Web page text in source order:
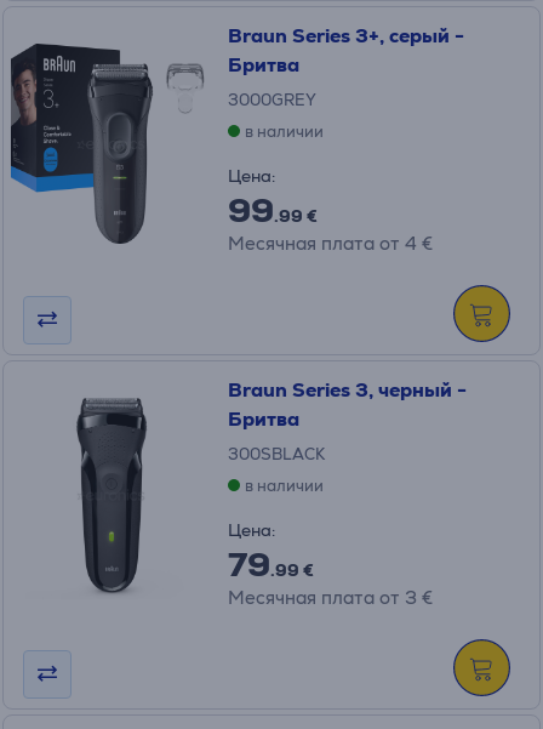
Braun Series 3+, серый -
Бритва
3000GREY
в наличии
Цена:
99.99 €
Месячная плата от 4 €
Braun Series 3, черный -
Бритва
300SBLACK
в наличии
Цена:
79.99 €
Месячная плата от 3 €